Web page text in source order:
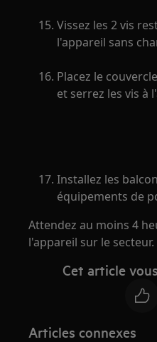
Vissez les 2 vis
l'appareil sans
Placez le
et serrez les vis à
Installez les
équipements de
Attendez au moins 4
l'appareil sur le secteur.
Cet article
Articles connexes